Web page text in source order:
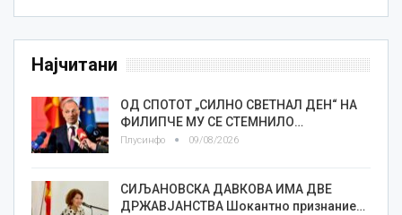
Најчитани
ОД СПОТОТ „СИЛНО СВЕТНАЛ ДЕН“ НА
ФИЛИПЧЕ МУ СЕ СТЕМНИЛО…
Плусинфо 09/08/2026
СИЉАНОВСКА ДАВКОВА ИМА ДВЕ
ДРЖАВЈАНСТВА Шокантно признание…